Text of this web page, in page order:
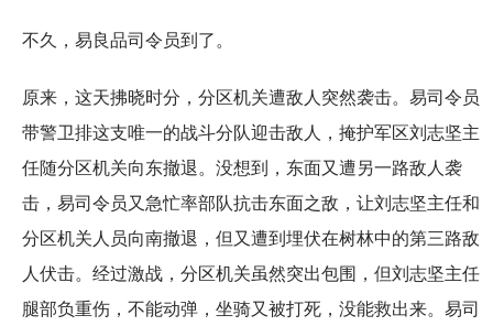
不久，易良品司令员到了。
原来，这天拂晓时分，分区机关遭敌人突然袭击。易司令员
带警卫排这支唯一的战斗分队迎击敌人，掩护军区刘志坚主
任随分区机关向东撤退。没想到，东面又遭另一路敌人袭
击，易司令员又急忙率部队抗击东面之敌，让刘志坚主任和
分区机关人员向南撤退，但又遭到埋伏在树林中的第三路敌
人伏击。经过激战，分区机关虽然突出包围，但刘志坚主任
腿部负重伤，不能动弹，坐骑又被打死，没能救出来。易司